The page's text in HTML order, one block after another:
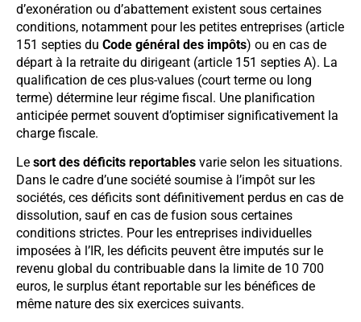
d’exonération ou d’abattement existent sous certaines
conditions, notamment pour les petites entreprises (article
151 septies du Code général des impôts) ou en cas de
départ à la retraite du dirigeant (article 151 septies A). La
qualification de ces plus-values (court terme ou long
terme) détermine leur régime fiscal. Une planification
anticipée permet souvent d’optimiser significativement la
charge fiscale.
Le sort des déficits reportables varie selon les situations.
Dans le cadre d’une société soumise à l’impôt sur les
sociétés, ces déficits sont définitivement perdus en cas de
dissolution, sauf en cas de fusion sous certaines
conditions strictes. Pour les entreprises individuelles
imposées à l’IR, les déficits peuvent être imputés sur le
revenu global du contribuable dans la limite de 10 700
euros, le surplus étant reportable sur les bénéfices de
même nature des six exercices suivants.